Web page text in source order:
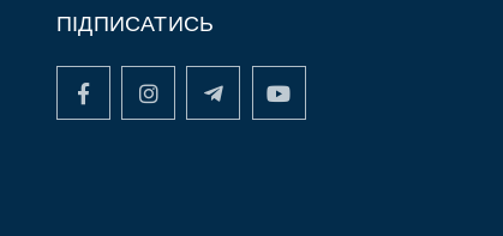
ПІДПИСАТИСЬ